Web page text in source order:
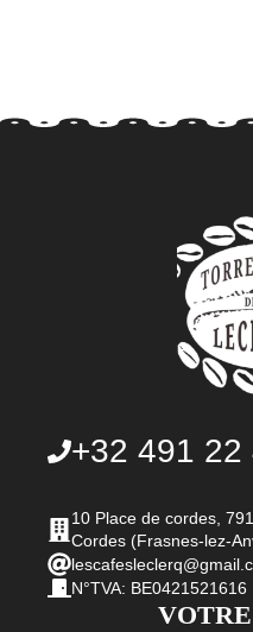
+32 491 22
10 Place de cordes,
Cordes (Frasnes-lez-
N°TVA: BE0421521616